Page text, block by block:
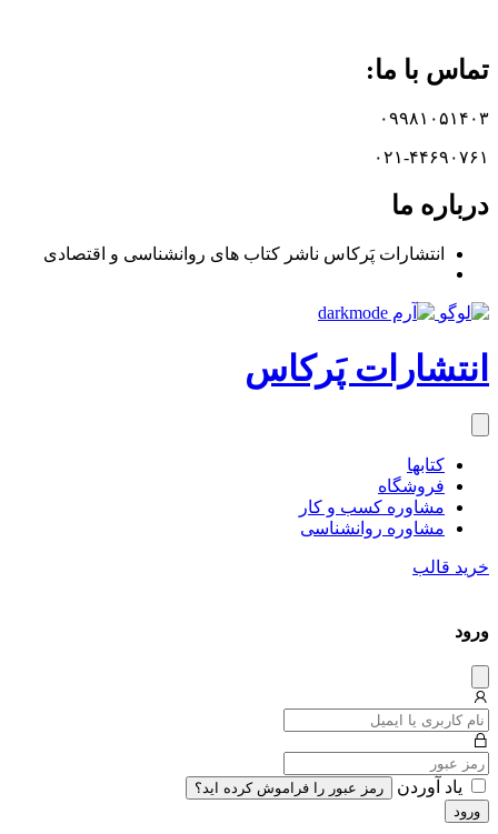
تماس با ما:
۰۹۹۸۱۰۵۱۴۰۳
۰۲۱-۴۴۶۹۰۷۶۱
درباره ما
انتشارات پَرکاس ناشر کتاب های روانشناسی و اقتصادی
انتشارات پَرکاس
کتاب‎ها
فروشگاه
مشاوره کسب و کار
مشاوره روان‎شناسی
خرید قالب
ورود
میس
یاد آوردن
رمز عبور را فراموش کرده اید؟
ورود